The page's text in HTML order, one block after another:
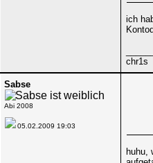
ich
chr1s
Sabse
Abi 2008
05.02.2009 19:03
huhu,